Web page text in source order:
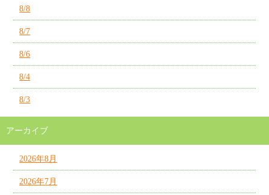
8/8
8/7
8/6
8/4
8/3
アーカイブ
2026年8月
2026年7月